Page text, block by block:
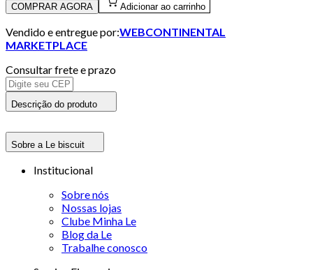
COMPRAR AGORA Adicionar ao carrinho
Vendido e entregue por:WEBCONTINENTAL
MARKETPLACE
Consultar frete e prazo
Descrição do produto
Sobre a Le biscuit
Institucional
Sobre nós
Nossas lojas
Clube Minha Le
Blog da Le
Trabalhe conosco